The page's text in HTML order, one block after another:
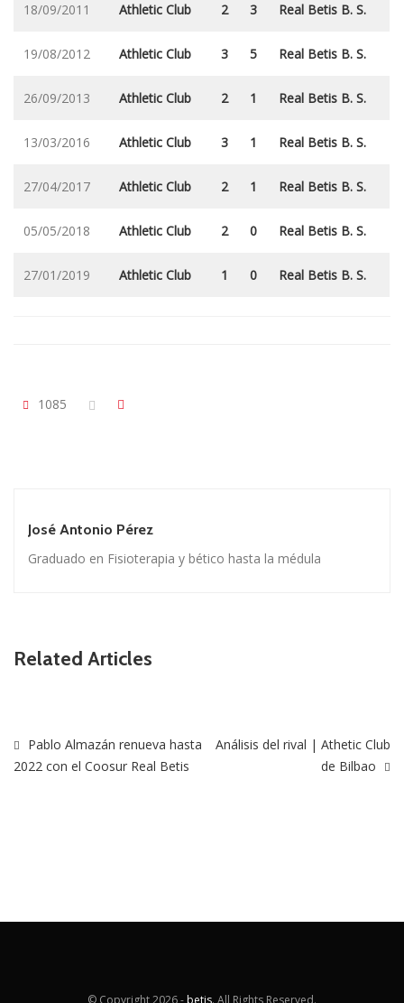
18/09/2011 Athletic Club 2 3 Real Betis B. S.
19/08/2012 Athletic Club 3 5 Real Betis B. S.
26/09/2013 Athletic Club 2 1 Real Betis B. S.
13/03/2016 Athletic Club 3 1 Real Betis B. S.
27/04/2017 Athletic Club 2 1 Real Betis B. S.
05/05/2018 Athletic Club 2 0 Real Betis B. S.
27/01/2019 Athletic Club 1 0 Real Betis B. S.
1085
José Antonio Pérez
Graduado en Fisioterapia y bético hasta la médula
Related Articles
Pablo Almazán renueva hasta
2022 con el Coosur Real Betis
Análisis del rival | Athetic Club
de Bilbao